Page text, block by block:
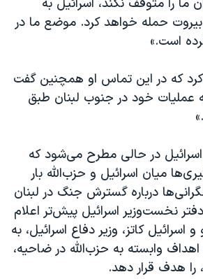
آمریکا «سی‌پک»
ما را متوقف نکند، اسرائیل به
حمله خواهد کرد. موضع ما در
است.»
کرد که در این تماس او همچنین گفت
عملیات خود در جنوب لبنان طبق
در حالی مطرح می‌شود که
میان اسرائیل و حزب‌الله بار
درباره گسترش جنگ در لبنان
نخست‌وزیر اسرائیل پیش‌تر اعلام
اسرائیل کاتز، وزیر دفاع اسرائیل، به
وابسته به حزب‌الله در ضاحیه،
هدف قرار دهد.